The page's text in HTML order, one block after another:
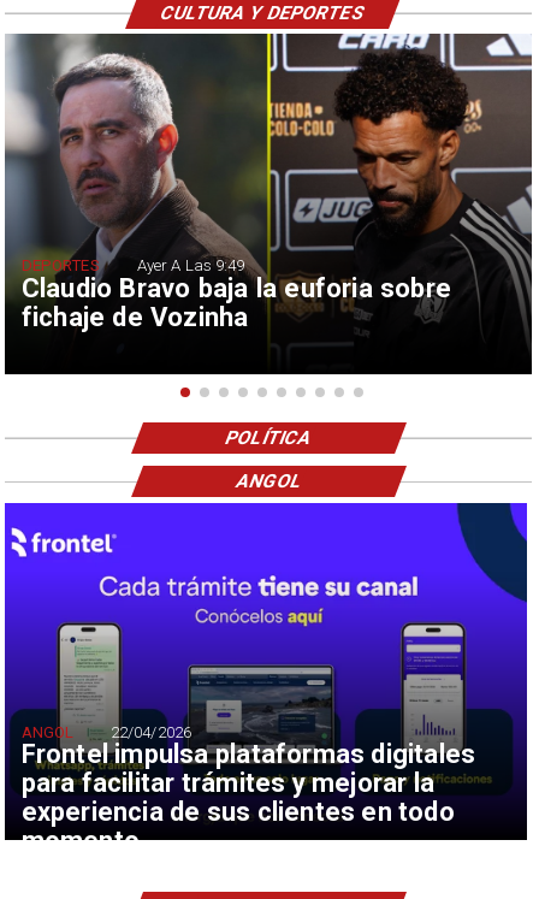
Claudio Bravo baja la euforia sobre
fichaje de Vozinha
DEPORTES Ayer A Las 9:49
CULTURA Y DEPORTES
POLÍTICA
Frontel impulsa plataformas digitales
para facilitar trámites y mejorar la
experiencia de sus clientes en todo
momento
ANGOL 22/04/2026
ANGOL